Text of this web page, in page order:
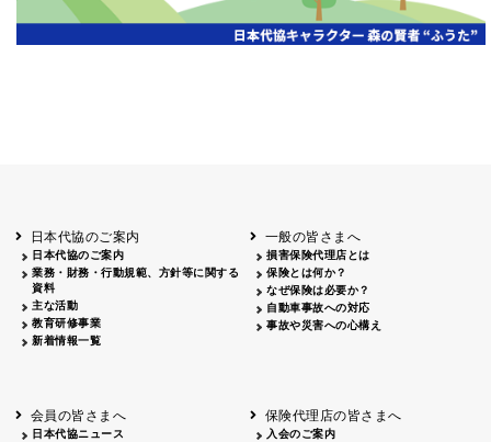
日本代協のご案内
日本代協のご案内
業務・財務・行動規範、方針等に関する
資料
主な活動
教育研修事業
新着情報一覧
一般の皆さまへ
損害保険代理店とは
保険とは何か？
なぜ保険は必要か？
自動車事故への対応
事故や災害への心構え
会員の皆さまへ
日本代協ニュース
保険代理店の皆さまへ
入会のご案内